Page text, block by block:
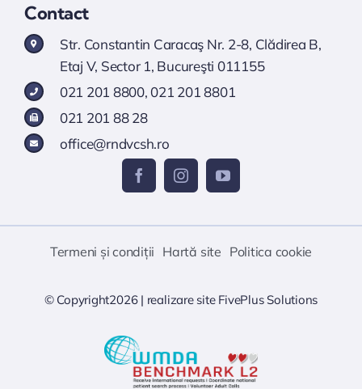
Contact
Str. Constantin Caracaş Nr. 2-8, Clădirea B,
Etaj V, Sector 1, Bucureşti 011155
021 201 8800, 021 201 8801
021 201 88 28
office@rndvcsh.ro
Termeni și condiții Hartă site Politica cookie
© Copyright2026 | realizare site FivePlus Solutions